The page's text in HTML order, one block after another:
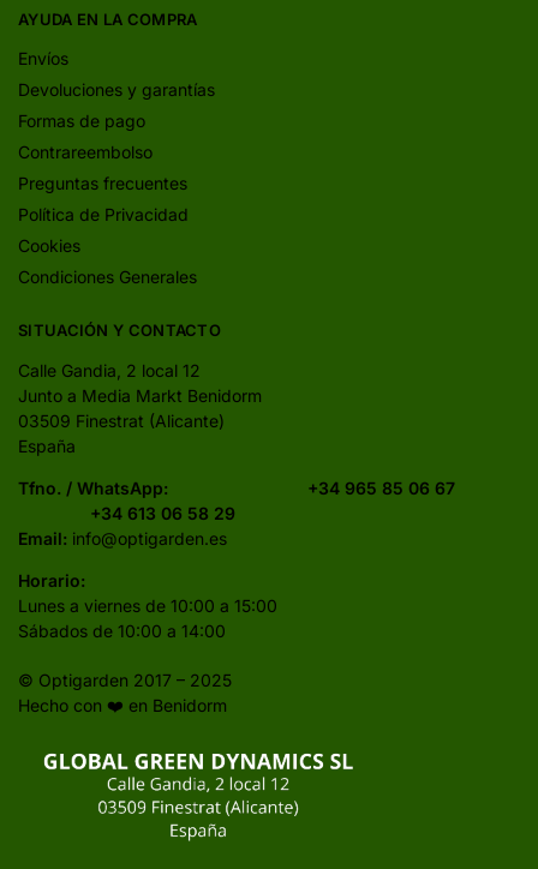
AYUDA EN LA COMPRA
Envíos
Devoluciones y garantías
Formas de pago
Contrareembolso
Preguntas frecuentes
Política de Privacidad
Cookies
Condiciones Generales
SITUACIÓN Y CONTACTO
Calle Gandia, 2 local 12
Junto a Media Markt Benidorm
03509 Finestrat (Alicante)
España
Tfno. / WhatsApp: +34 965 85 06 67
+34 613 06 58 29
Email: info@optigarden.es
Horario:
Lunes a viernes de 10:00 a 15:00
Sábados de 10:00 a 14:00
© Optigarden 2017 – 2025
Hecho con ❤️ en Benidorm